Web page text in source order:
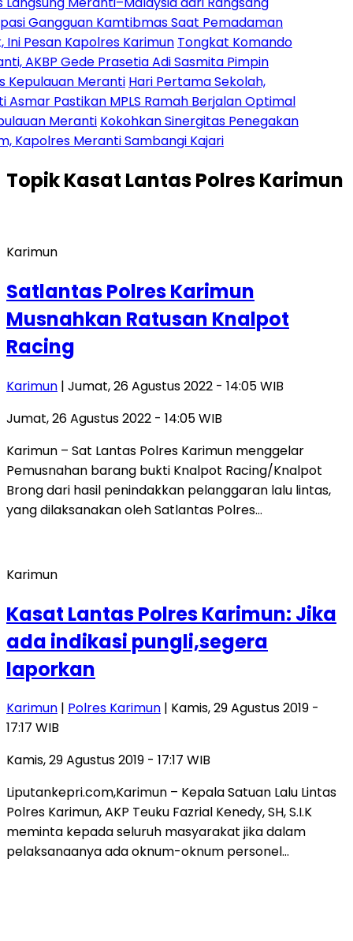
Kamtibmas Saat Pemadaman
Kapolres KarimunTongkat Komando
Prasetia Adi Sasmita Pimpin
MerantiHari Pertama Sekolah,
MPLS Ramah Berjalan Optimal
Kokohkan Sinergitas Penegakan
Meranti Sambangi Kajari
TopikKasat Lantas Polres Karimun
Karimun
Satlantas Polres Karimun
Musnahkan Ratusan Knalpot
Racing
Karimun | Jumat, 26 Agustus 2022 - 14:05 WIB
Jumat, 26 Agustus 2022 - 14:05 WIB
Karimun – Sat Lantas Polres Karimun menggelar
Pemusnahan barang bukti Knalpot Racing/Knalpot
Brong dari hasil penindakkan pelanggaran lalu lintas,
yang dilaksanakan oleh Satlantas Polres…
Karimun
Kasat Lantas Polres Karimun: Jika
ada indikasi pungli,segera
laporkan
Karimun | Polres Karimun | Kamis, 29 Agustus 2019 -
17:17 WIB
Kamis, 29 Agustus 2019 - 17:17 WIB
Liputankepri.com,Karimun – Kepala Satuan Lalu Lintas
Polres Karimun, AKP Teuku Fazrial Kenedy, SH, S.I.K
meminta kepada seluruh masyarakat jika dalam
pelaksanaanya ada oknum-oknum personel…